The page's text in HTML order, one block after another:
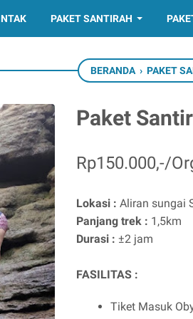
PAKET SANTIRAH
BERANDA › PAKET
Paket
Rp150.000,-/
Lokasi : Aliran sungai
Panjang trek : 1,5km
Durasi : ±2 jam
FASILITAS :
Tiket Masuk